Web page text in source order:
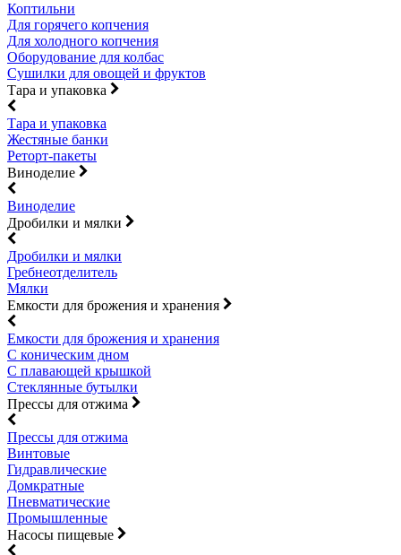
Коптильни
Для горячего копчения
Для холодного копчения
Оборудование для колбас
Сушилки для овощей и фруктов
Тара и упаковка
Тара и упаковка
Жестяные банки
Реторт-пакеты
Виноделие
Виноделие
Дробилки и мялки
Дробилки и мялки
Гребнеотделитель
Мялки
Емкости для брожения и хранения
Емкости для брожения и хранения
С коническим дном
С плавающей крышкой
Стеклянные бутылки
Прессы для отжима
Прессы для отжима
Винтовые
Гидравлические
Домкратные
Пневматические
Промышленные
Насосы пищевые